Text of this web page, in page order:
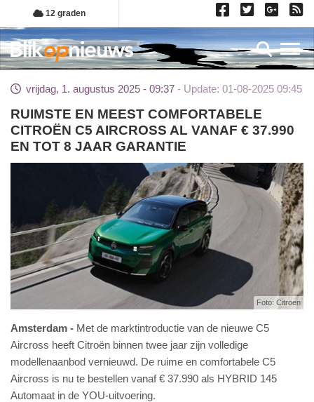
Overslaan
en
naar
de
gaan
12 graden
vrijdag, 1. augustus 2025 - 09:37 Update: 01-08-2025 09:45
RUIMSTE EN MEEST COMFORTABELE
CITROËN C5 AIRCROSS AL VANAF € 37.990
EN TOT 8 JAAR GARANTIE
Foto: Citroen
Amsterdam
Met de marktintroductie van de nieuwe C5
Aircross heeft Citroën binnen twee jaar zijn volledige
modellenaanbod vernieuwd. De ruime en comfortabele C5
Aircross is nu te bestellen vanaf € 37.990 als HYBRID 145
Automaat in de YOU-uitvoering.